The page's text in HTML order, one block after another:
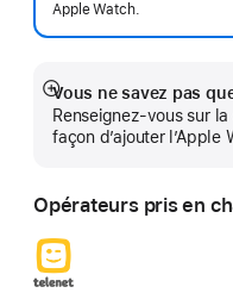
Apple Watch.
Vous ne savez pas
Renseignez-vous sur
façon d’ajouter l’Apple
Afficher
plus
Opérateurs pris en